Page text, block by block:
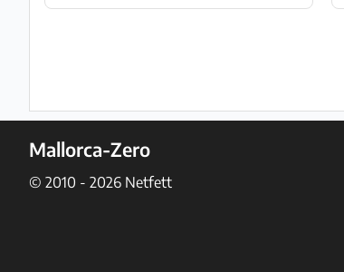
flexibel...... Paguera, Santa po...
Mallorca-Zero
© 2010 - 2026 Netfett